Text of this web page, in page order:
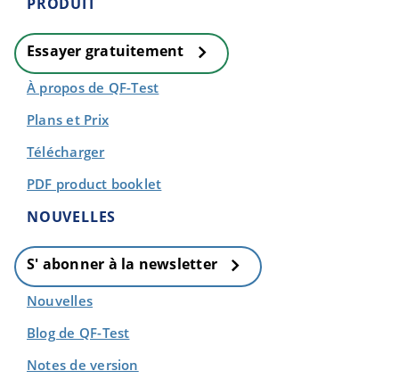
Essayer gratuitement
À propos de QF-Test
Plans et Prix
Télécharger
PDF product booklet
NOUVELLES
S' abonner à la newsletter
Nouvelles
Blog de QF-Test
Notes de version